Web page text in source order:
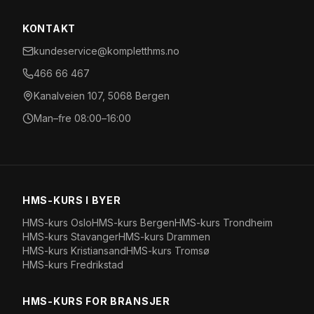
KONTAKT
kundeservice@kompletthms.no
466 66 467
Kanalveien 107, 5068 Bergen
Man–fre 08:00–16:00
HMS-KURS I BYER
HMS-kurs OsloHMS-kurs BergenHMS-kurs Trondheim
HMS-kurs StavangerHMS-kurs Drammen
HMS-kurs KristiansandHMS-kurs Tromsø
HMS-kurs Fredrikstad
HMS-KURS FOR BRANSJER